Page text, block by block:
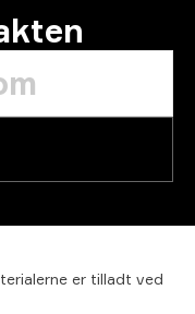
er tilladt ved